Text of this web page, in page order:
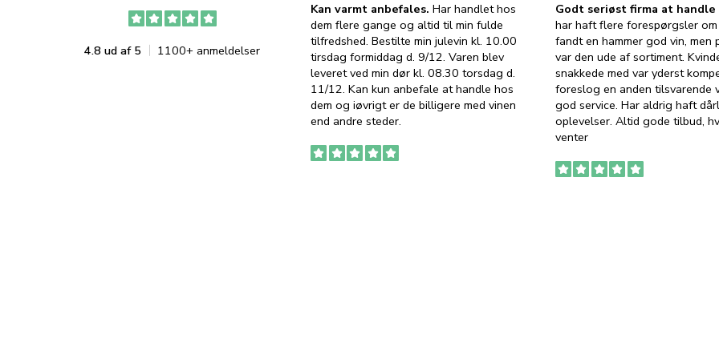
4.8 ud af 5 1100+ anmeldelser
Kan varmt anbefales. Har handlet hos
dem flere gange og altid til min fulde
tilfredshed. Bestilte min julevin kl. 10.00
tirsdag formiddag d. 9/12. Varen blev
leveret ved min dør kl. 08.30 torsdag d.
11/12. Kan kun anbefale at handle hos
dem og iøvrigt er de billigere med vinen
end andre steder.
Godt seriøst firma at handle
har haft flere forespørgsler om
fandt en hammer god vin, men
var den ude af sortiment.
snakkede med var yderst
foreslog en anden tilsvarende
god service. Har aldrig haft
oplevelser. Altid gode tilbud,
venter